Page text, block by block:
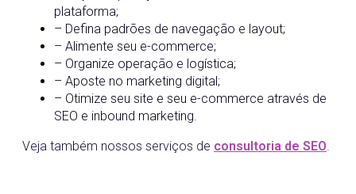
plataforma;
– Defina padrões de navegação e layout;
– Alimente seu e-commerce;
– Organize operação e logística;
– Aposte no marketing digital;
– Otimize seu site e seu e-commerce através de
SEO e inbound marketing.
Veja também nossos serviços de consultoria de SEO.